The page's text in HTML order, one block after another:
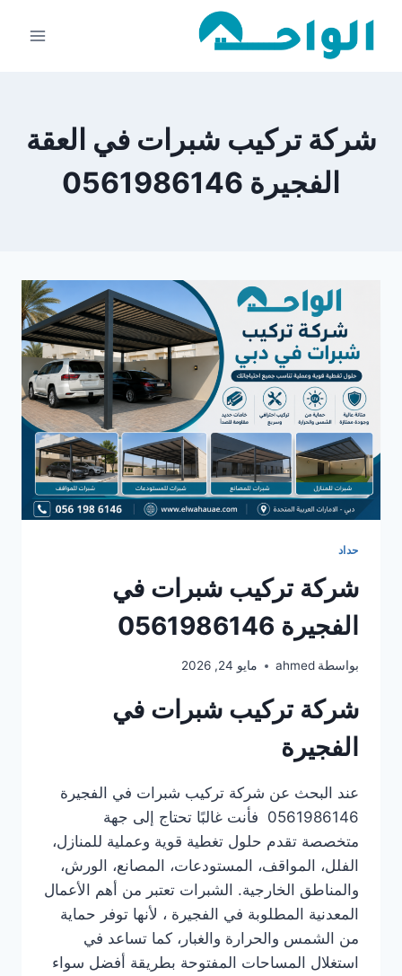
شركة تركيب شبرات في العقة
الفجيرة 0561986146
حداد
شركة تركيب شبرات في
الفجيرة 0561986146
بواسطة ahmed مايو 24, 2026
شركة تركيب شبرات في
الفجيرة
عند البحث عن شركة تركيب شبرات في الفجيرة
0561986146 فأنت غالبًا تحتاج إلى جهة
متخصصة تقدم حلول تغطية قوية وعملية للمنازل،
الفلل، المواقف، المستودعات، المصانع، الورش،
والمناطق الخارجية. الشبرات تعتبر من أهم الأعمال
المعدنية المطلوبة في الفجيرة ، لأنها توفر حماية
من الشمس والحرارة والغبار، كما تساعد في
استغلال المساحات المفتوحة بطريقة أفضل سواء